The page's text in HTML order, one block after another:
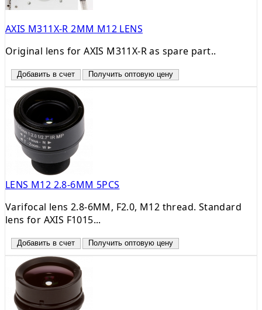
AXIS M311X-R 2MM M12 LENS
Original lens for AXIS M311X-R as spare part..
Добавить в счет Получить оптовую цену
LENS M12 2.8-6MM 5PCS
Varifocal lens 2.8-6MM, F2.0, M12 thread. Standard
lens for AXIS F1015...
Добавить в счет Получить оптовую цену